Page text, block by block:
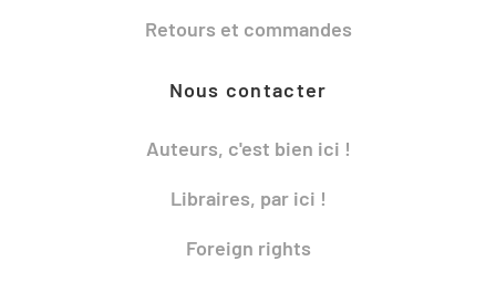
Retours et commandes
Nous contacter
Auteurs, c'est bien ici !
Libraires, par ici !
Foreign rights